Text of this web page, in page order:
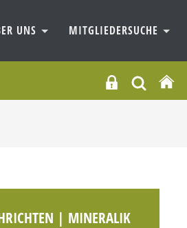
UNS MITGLIEDERSUCHE
| MINERALIK